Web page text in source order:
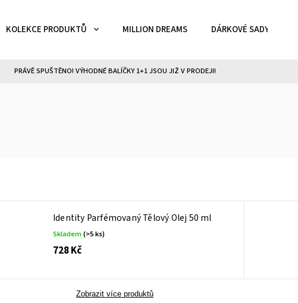
KOLEKCE PRODUKTŮ MILLION DREAMS DÁRKOVÉ SADY
PRÁVĚ SPUŠTĚNO! VÝHODNÉ BALÍČKY 1+1 JSOU JIŽ V PRODEJI!
Identity Parfémovaný Tělový Olej 50 ml
Skladem(>5 ks)
728 Kč
Zobrazit více produktů